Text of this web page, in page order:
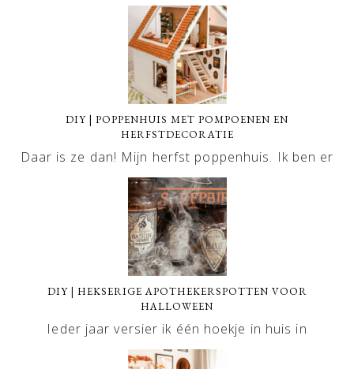
DIY | POPPENHUIS MET POMPOENEN EN
HERFSTDECORATIE
Daar is ze dan! Mijn herfst poppenhuis. Ik ben er
DIY | HEKSERIGE APOTHEKERSPOTTEN VOOR
HALLOWEEN
Ieder jaar versier ik één hoekje in huis in